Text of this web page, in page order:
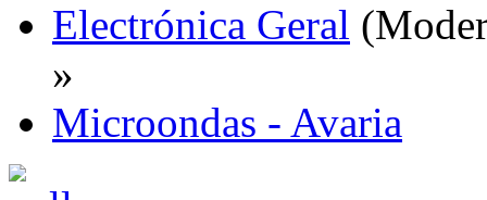
Electrónica Geral
»
Microondas - Avaria